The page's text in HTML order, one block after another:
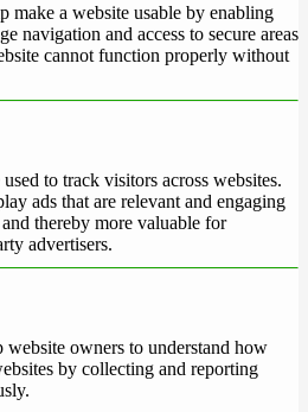
make a website usable by enabling
navigation and access to secure areas
cannot function properly without
to track visitors across websites.
ads that are relevant and engaging
thereby more valuable for
advertisers.
owners to understand how
by collecting and reporting